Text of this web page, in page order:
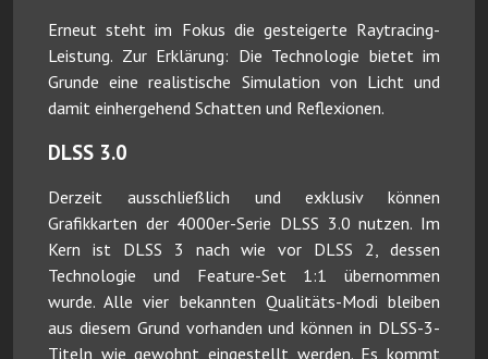
Erneut steht im Fokus die gesteigerte Raytracing-
Leistung. Zur Erklärung: Die Technologie bietet im
Grunde eine realistische Simulation von Licht und
damit einhergehend Schatten und Reflexionen.
DLSS 3.0
Derzeit ausschließlich und exklusiv können
Grafikkarten der 4000er-Serie DLSS 3.0 nutzen. Im
Kern ist DLSS 3 nach wie vor DLSS 2, dessen
Technologie und Feature-Set 1:1 übernommen
wurde. Alle vier bekannten Qualitäts-Modi bleiben
aus diesem Grund vorhanden und können in DLSS-3-
Titeln wie gewohnt eingestellt werden. Es kommt